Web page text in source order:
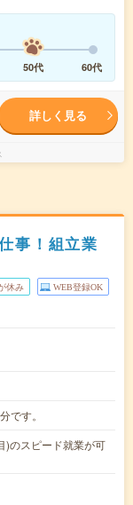
50代 60代
詳しく見る
事！組立業
休み WEB登録OK
です。
)のスピード就業が可